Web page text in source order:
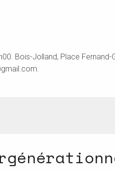
Bois-Jolland, Place Fernand-
.